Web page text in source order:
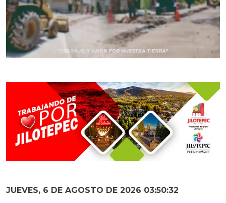
JUEVES, 6 DE AGOSTO DE 2026 03:50:34